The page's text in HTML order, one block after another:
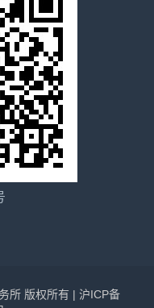
所 版权所有 | 沪ICP备